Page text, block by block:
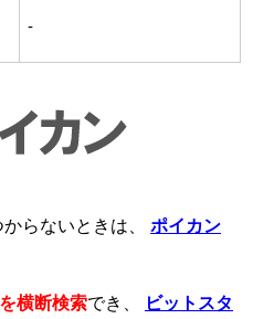
-
らないときは、 ポイカン
横断検索でき、
ビットスタ